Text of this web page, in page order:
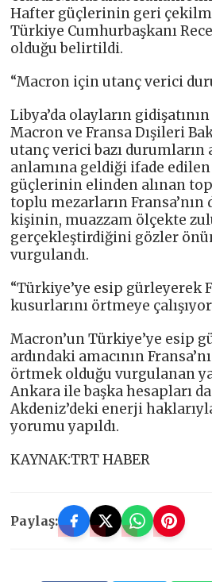
Hafter güçlerinin geri
Türkiye Cumhurbaşkanı
olduğu belirtildi.
“Macron için utanç verici
Libya’da olayların
Macron ve Fransa Dışileri
utanç verici bazı durumların
anlamına geldiği ifade edilen
güçlerinin elinden alınan
toplu mezarların Fransa’nın
kişinin, muazzam ölçekte
gerçekleştirdiğini gözler
vurgulandı.
“Türkiye’ye esip gürleyerek
kusurlarını örtmeye
Macron’un Türkiye’ye esip
ardındaki amacının
örtmek olduğu vurgulanan
Ankara ile başka hesapları
Akdeniz’deki enerji
yorumu yapıldı.
KAYNAK:TRT HABER
Paylaş: